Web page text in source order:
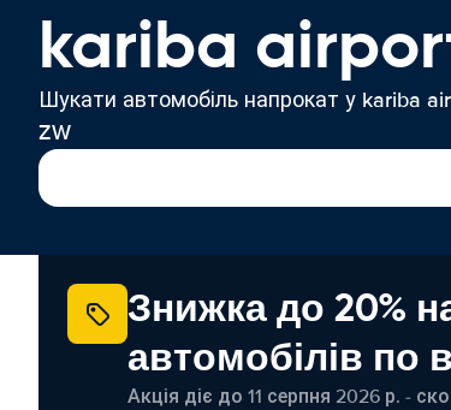
kariba
Шукати автомобіль напрокат у kariba
ZW
Знижка до 20%
автомобілів по
Акція діє до 11 серпня 2026 р. -